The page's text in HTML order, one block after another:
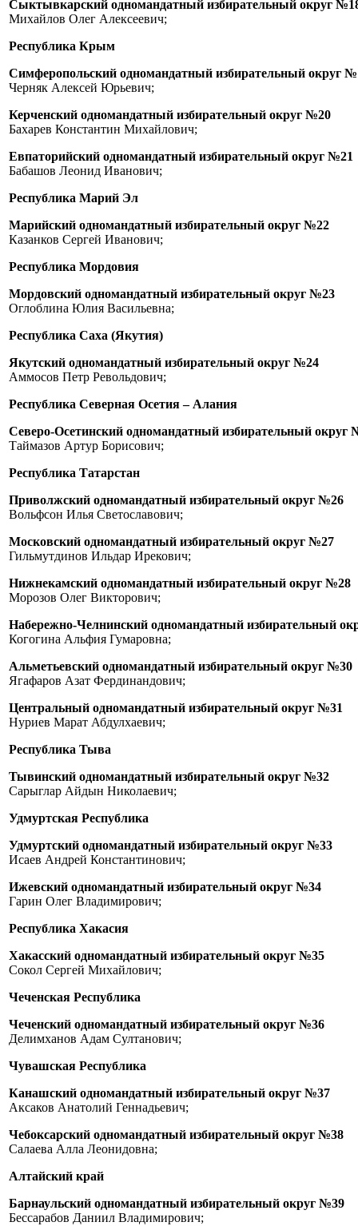
Сыктывкарский одномандатный избирательный округ
Михайлов Олег Алексеевич;
Республика Крым
Симферопольский одномандатный избирательный округ
Черняк Алексей Юрьевич;
Керченский одномандатный избирательный округ №20
Бахарев Константин Михайлович;
Евпаторийский одномандатный избирательный округ №21
Бабашов Леонид Иванович;
Республика Марий Эл
Марийский одномандатный избирательный округ №22
Казанков Сергей Иванович;
Республика Мордовия
Мордовский одномандатный избирательный округ №23
Оглоблина Юлия Васильевна;
Республика Саха (Якутия)
Якутский одномандатный избирательный округ №24
Аммосов Петр Револьдович;
Республика Северная Осетия – Алания
Северо-Осетинский одномандатный избирательный округ
Таймазов Артур Борисович;
Республика Татарстан
Приволжский одномандатный избирательный округ №26
Вольфсон Илья Светославович;
Московский одномандатный избирательный округ №27
Гильмутдинов Ильдар Ирекович;
Нижнекамский одномандатный избирательный округ №28
Морозов Олег Викторович;
Набережно-Челнинский одномандатный избирательный
Когогина Альфия Гумаровна;
Альметьевский одномандатный избирательный округ №30
Ягафаров Азат Фердинандович;
Центральный одномандатный избирательный округ №31
Нуриев Марат Абдулхаевич;
Республика Тыва
Тывинский одномандатный избирательный округ №32
Сарыглар Айдын Николаевич;
Удмуртская Республика
Удмуртский одномандатный избирательный округ №33
Исаев Андрей Константинович;
Ижевский одномандатный избирательный округ №34
Гарин Олег Владимирович;
Республика Хакасия
Хакасский одномандатный избирательный округ №35
Сокол Сергей Михайлович;
Чеченская Республика
Чеченский одномандатный избирательный округ №36
Делимханов Адам Султанович;
Чувашская Республика
Канашский одномандатный избирательный округ №37
Аксаков Анатолий Геннадьевич;
Чебоксарский одномандатный избирательный округ №38
Салаева Алла Леонидовна;
Алтайский край
Барнаульский одномандатный избирательный округ №39
Бессарабов Даниил Владимирович;